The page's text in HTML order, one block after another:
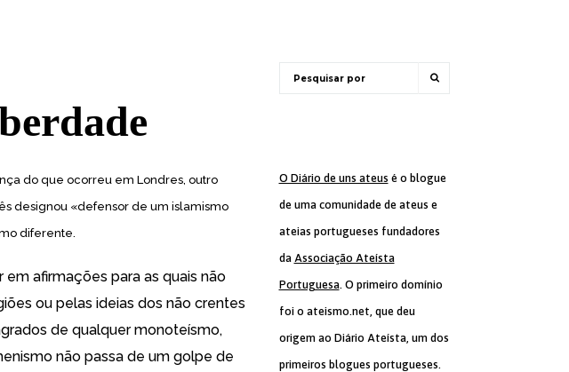
do que ocorreu em Londres, outro
designou «defensor de um islamismo
diferente.
em afirmações para as quais não
ou pelas ideias dos não crentes
de qualquer monoteísmo,
não passa de um golpe de
O Diário de uns ateus é o blogue
de uma comunidade de ateus e
ateias portugueses fundadores
da Associação Ateísta
Portuguesa. O primeiro domínio
foi o ateismo.net, que deu
origem ao Diário Ateísta, um dos
primeiros blogues portugueses.